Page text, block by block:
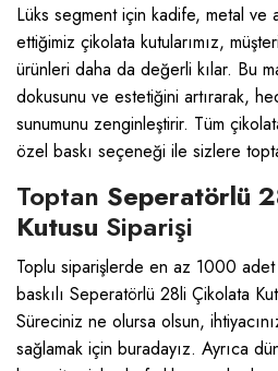
Lüks segment için kadife, metal ve
ettiğimiz çikolata kutularımız,
ürünleri daha da değerli kılar. Bu
dokusunu ve estetiğini artırarak,
sunumunu zenginleştirir. Tüm
özel baskı seçeneği ile sizlere
Toptan Seperatörlü
Kutusu Siparişi
Toplu siparişlerde en az 1000
baskılı Seperatörlü 28li Çikolata
Süreciniz ne olursa olsun,
sağlamak için buradayız. Ayrıca